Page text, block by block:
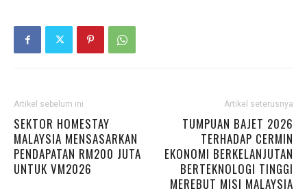
Artikel sebelum ini
SEKTOR HOMESTAY
MALAYSIA MENSASARKAN
PENDAPATAN RM200 JUTA
UNTUK VM2026
Artikel seterusnya
TUMPUAN BAJET 2026
TERHADAP CERMIN
EKONOMI BERKELANJUTAN
BERTEKNOLOGI TINGGI
MEREBUT MISI MALAYSIA